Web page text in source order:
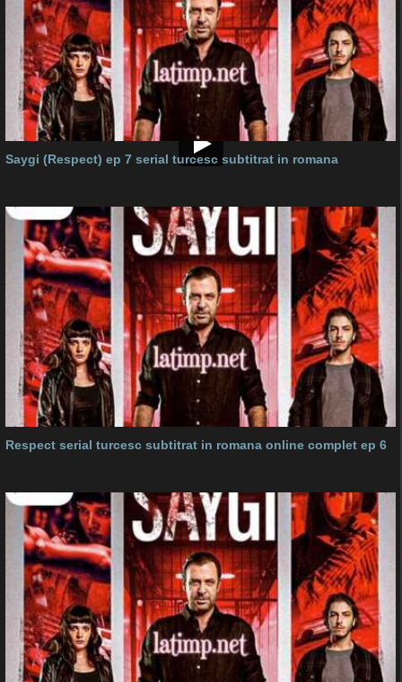
Saygi (Respect) ep 7 serial turcesc subtitrat in romana
Respect serial turcesc subtitrat in romana online complet ep 6